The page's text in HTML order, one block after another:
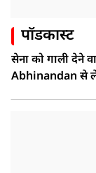
पॉडकास्ट
सेना को गाली देने
Abhinandan से